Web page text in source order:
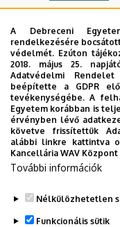
határozatok
2022. évi
határozatok
Legutóbbi frissítés:
A Debreceni
rendelkezésére
védelmét. Ezúton
2018. május 25.
Adatvédelmi
beépítette a GDPR
tevékenységébe. A
Egyetem korábban is
érvényben lévő
követve frissítettük
alábbi linkre kattintva
Kancellária WAV Központ
További információk
Nélkülözhetetlen
Funkcionális sütik